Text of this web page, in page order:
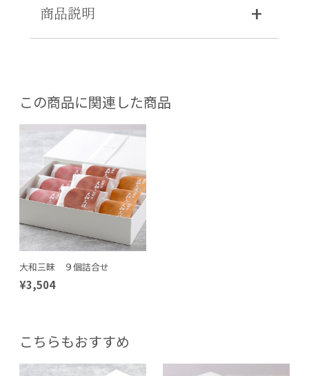
商品説明
この商品に関連した商品
大和三昧 ９個詰合せ
¥3,504
こちらもおすすめ